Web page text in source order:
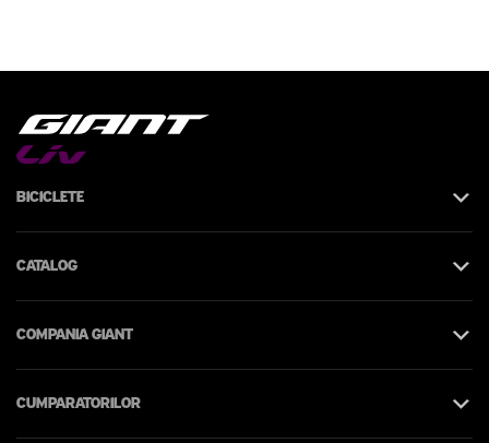
Biciclete
Catalog
Compania Giant
Cumparatorilor